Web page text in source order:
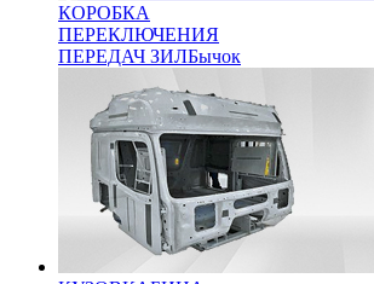
КОРОБКА
ПЕРЕКЛЮЧЕНИЯ
ПЕРЕДАЧ ЗИЛБычок